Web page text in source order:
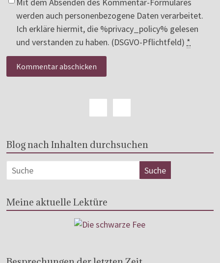
Mit dem Absenden des Kommentar-Formulares
werden auch personenbezogene Daten verarbeitet.
Ich erkläre hiermit, die %privacy_policy% gelesen
und verstanden zu haben. (DSGVO-Pflichtfeld) *
Blog nach Inhalten durchsuchen
Meine aktuelle Lektüre